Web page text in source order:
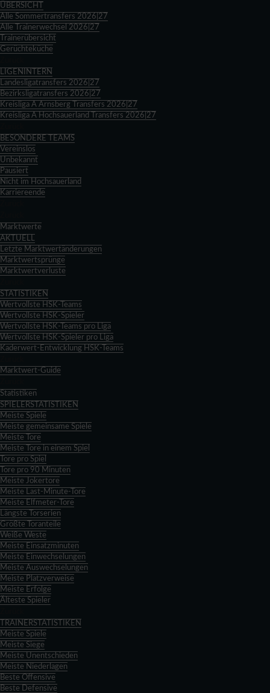
ÜBERSICHT
Alle Sommertransfers 2026|27
Alle Trainerwechsel 2026|27
Trainerübersicht
Gerüchteküche
LIGENINTERN
Landesligatransfers 2026|27
Bezirksligatransfers 2026|27
Kreisliga A Arnsberg Transfers 2026|27
Kreisliga A Hochsauerland Transfers 2026|27
BESONDERE TEAMS
Vereinslos
Unbekannt
Pausiert
Nicht im Hochsauerland
Karriereende
Marktwerte
AKTUELL
Letzte Marktwertänderungen
Marktwertsprünge
Marktwertverluste
STATISTIKEN
Wertvollste HSK-Teams
Wertvollste HSK-Spieler
Wertvollste HSK-Teams pro Liga
Wertvollste HSK-Spieler pro Liga
Kaderwert-Entwicklung HSK-Teams
Marktwert-Guide
Statistiken
SPIELERSTATISTIKEN
Meiste Spiele
Meiste gemeinsame Spiele
Meiste Tore
Meiste Tore in einem Spiel
Tore pro Spiel
Tore pro 90 Minuten
Meiste Jokertore
Meiste Last-Minute-Tore
Meiste Elfmeter-Tore
Längste Torserien
Größte Toranteile
Weiße Weste
Meiste Einsatzminuten
Meiste Einwechselungen
Meiste Auswechselungen
Meiste Platzverweise
Meiste Erfolge
Älteste Spieler
TRAINERSTATISTIKEN
Meiste Spiele
Meiste Siege
Meiste Unentschieden
Meiste Niederlagen
Beste Offensive
Beste Defensive